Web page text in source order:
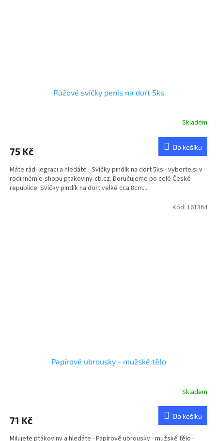
Růžové svíčky penis na dort 5ks
Skladem
75 Kč Do košíku
Máte rádi legraci a hledáte - Svíčky pindík na dort 5ks - vyberte si v
rodinném e-shopu ptakoviny-cb.cz. Doručujeme po celé České
republice. Svíčky pindík na dort velké cca 8cm...
Papírové ubrousky - mužské tělo
Skladem
71 Kč Do košíku
Milujete ptákoviny a hledáte - Papírové ubrousky - mužské tělo -
Kód: 161364